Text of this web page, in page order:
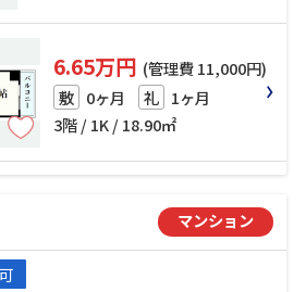
6.65万円 (管理費 11,000円)
敷 0ヶ月 礼 1ヶ月
3階 / 1K / 18.90㎡
マンション